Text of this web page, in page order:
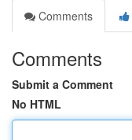
Comments
Comments
Submit a Comment
No HTML